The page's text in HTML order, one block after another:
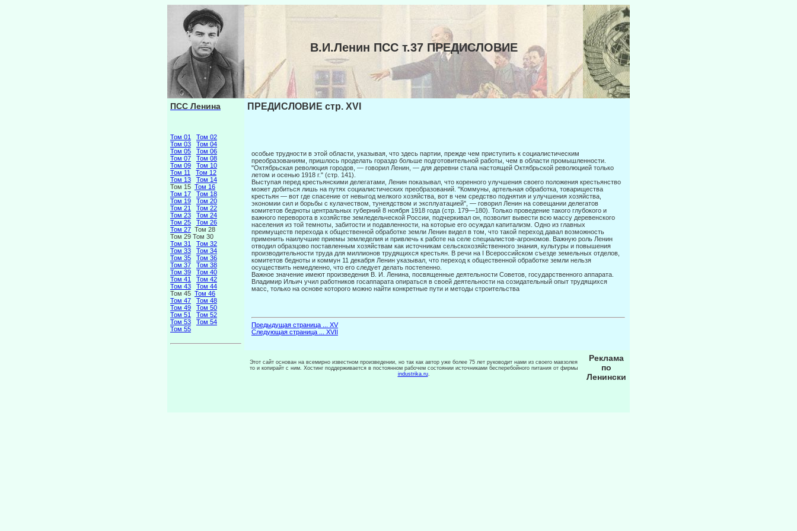
В.И.Ленин ПСС т.37 ПРЕДИСЛОВИЕ
ПСС Ленина
Том 01
Том 02
Том 03
Том 04
Том 05
Том 06
Том 07
Том 08
Том 09
Том 10
Том 11
Том 12
Том 13
Том 14
Том 15 Том 16
Том 17
Том 18
Том 19
Том 20
Том 21
Том 22
Том 23
Том 24
Том 25
Том 26
Том 27 Том 28
Том 29 Том 30
Том 31
Том 32
Том 33
Том 34
Том 35
Том 36
Том 37
Том 38
Том 39
Том 40
Том 41
Том 42
Том 43
Том 44
Том 45 Том 46
Том 47
Том 48
Том 49
Том 50
Том 51
Том 52
Том 53
Том 54
Том 55
ПРЕДИСЛОВИЕ стр. XVI
особые трудности в этой области, указывая, что здесь партии, прежде чем приступить к социалистическим
преобразованиям, пришлось проделать гораздо больше подготови­тельной работы, чем в области промышленности.
"Октябрьская революция городов, — говорил Ленин, — для деревни стала настоящей Октябрьской революцией только
летом и осенью 1918 г." (стр. 141).
Выступая перед крестьянскими делегатами, Ленин показывал, что коренного улуч­шения своего положения крестьянство
может добиться лишь на путях социалистиче­ских преобразований. "Коммуны, артельная обработка, товарищества
крестьян — вот где спасение от невыгод мелкого хозяйства, вот в чем средство поднятия и улучшения хозяйства,
экономии сил и борьбы с кулачеством, тунеядством и эксплуатацией", — говорил Ленин на совещании делегатов
комитетов бедноты центральных губерний 8 ноября 1918 года (стр. 179—180). Только проведение такого глубокого и
важного пере­ворота в хозяйстве земледельческой России, подчеркивал он, позволит вывести всю массу деревенского
населения из той темноты, забитости и подавленности, на которые его осуждал капитализм. Одно из главных
преимуществ перехода к общественной об­работке земли Ленин видел в том, что такой переход давал возможность
применить наилучшие приемы земледелия и привлечь к работе на селе специалистов-агрономов. Важную роль Ленин
отводил образцово поставленным хозяйствам как источникам сельскохозяйственного знания, культуры и повышения
производительности труда для миллионов трудящихся крестьян. В речи на I Всероссийском съезде земельных отде­лов,
комитетов бедноты и коммун 11 декабря Ленин указывал, что переход к общест­венной обработке земли нельзя
осуществить немедленно, что его следует делать посте­пенно.
Важное значение имеют произведения В. И. Ленина, посвященные деятельности Со­ветов, государственного аппарата.
Владимир Ильич учил работников госаппарата опи­раться в своей деятельности на созидательный опыт трудящихся
масс, только на основе которого можно найти конкретные пути и методы строительства
Предыдущая страница ... XV
Следующая страница ... XVII
Этот сайт основан на всемирно известном произведении, но так как автор уже более 75 лет руководит нами из своего мавзолея
то и копирайт с ним. Хостинг поддерживается в постоянном рабочем состоянии источниками бесперебойного питания от фирмы
industrika.ru.
Реклама
по
Ленински